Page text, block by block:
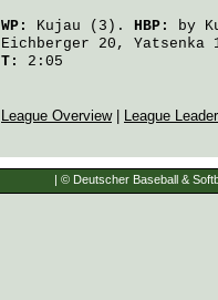
WP: Kujau (3). HBP: by
Eichberger 20, Yatsenka
T:
2:05
League Overview| League
| © Deutscher Baseball &